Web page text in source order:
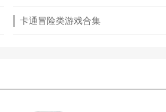
卡通冒险类游戏合集